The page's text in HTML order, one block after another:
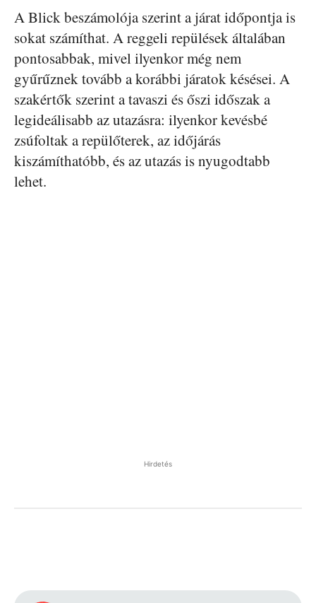
A Blick beszámolója szerint a járat időpontja is
sokat számíthat. A reggeli repülések általában
pontosabbak, mivel ilyenkor még nem
gyűrűznek tovább a korábbi járatok késései. A
szakértők szerint a tavaszi és őszi időszak a
legideálisabb az utazásra: ilyenkor kevésbé
zsúfoltak a repülőterek, az időjárás
kiszámíthatóbb, és az utazás is nyugodtabb
lehet.
Hirdetés